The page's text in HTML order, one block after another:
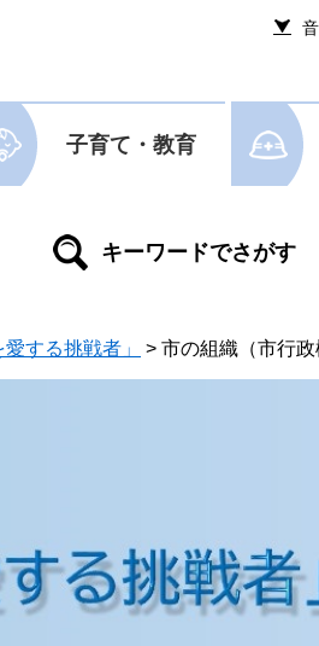
子育て・教育
する挑戦者」 > 市の組織（市行政